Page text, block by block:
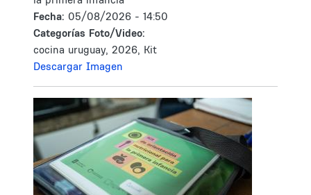
Fecha: 05/08/2026 - 14:50
Categorías Foto/Video:
cocina uruguay, 2026, Kit
Descargar Imagen